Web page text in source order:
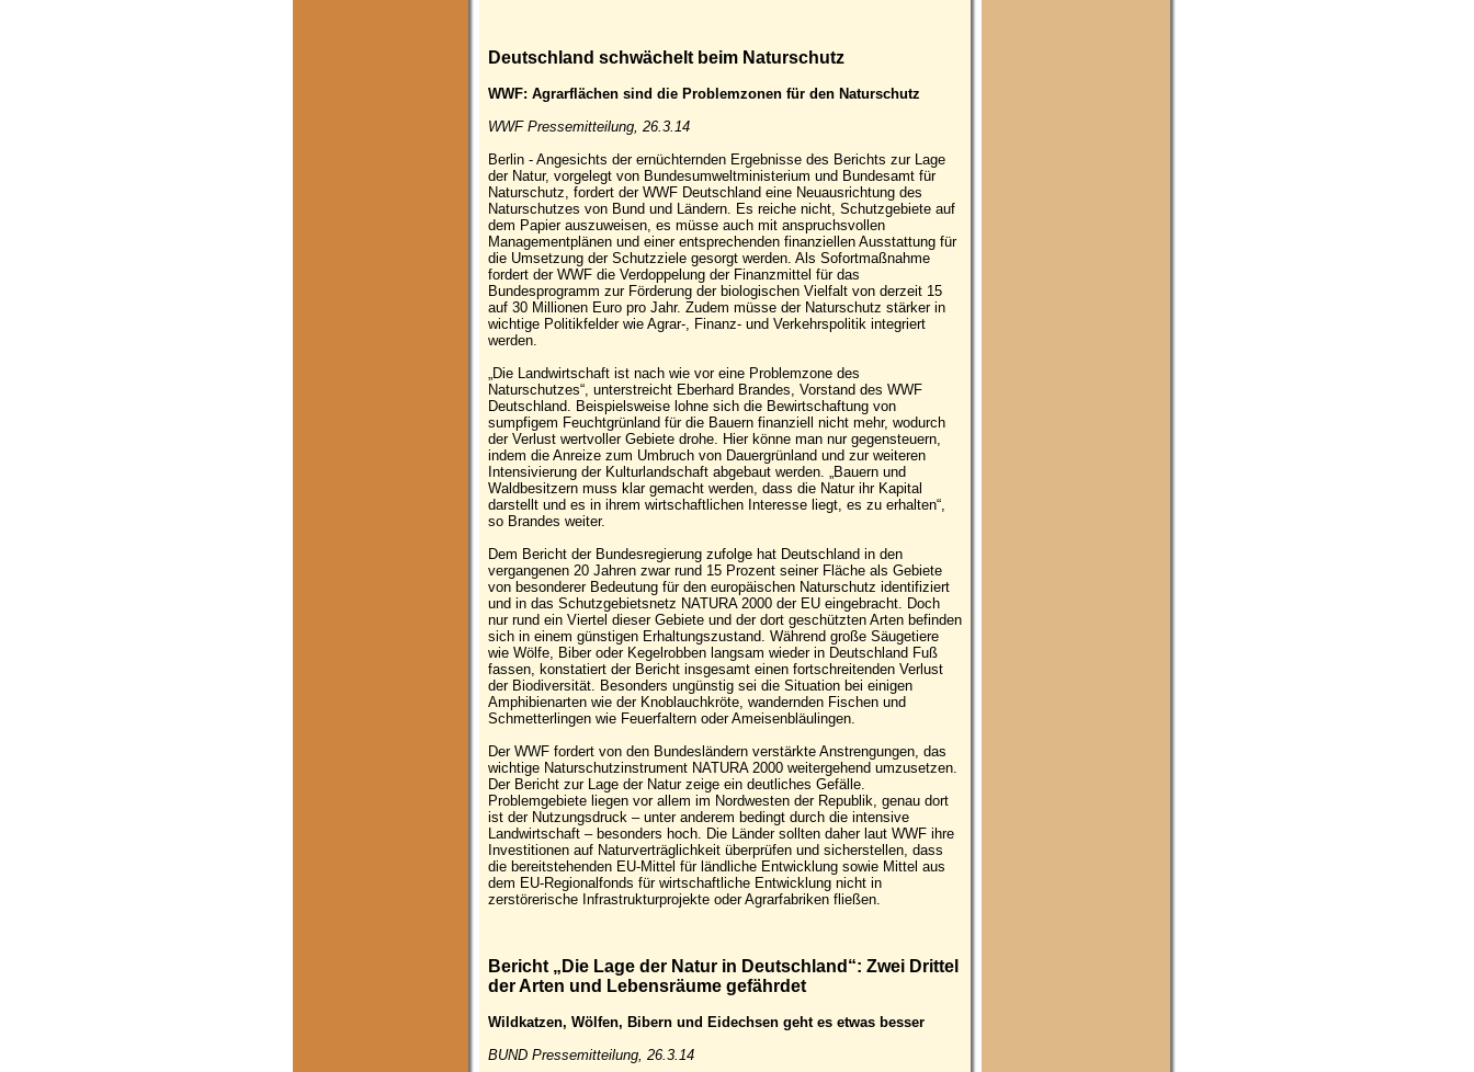
Deutschland schwächelt beim Naturschutz
WWF: Agrarflächen sind die Problemzonen für den Naturschutz
WWF Pressemitteilung, 26.3.14
Berlin - Angesichts der ernüchternden Ergebnisse des Berichts zur Lage
der Natur, vorgelegt von Bundesumweltministerium und Bundesamt für
Naturschutz, fordert der WWF Deutschland eine Neuausrichtung des
Naturschutzes von Bund und Ländern. Es reiche nicht, Schutzgebiete auf
dem Papier auszuweisen, es müsse auch mit anspruchsvollen
Managementplänen und einer entsprechenden finanziellen Ausstattung für
die Umsetzung der Schutzziele gesorgt werden. Als Sofortmaßnahme
fordert der WWF die Verdoppelung der Finanzmittel für das
Bundesprogramm zur Förderung der biologischen Vielfalt von derzeit 15
auf 30 Millionen Euro pro Jahr. Zudem müsse der Naturschutz stärker in
wichtige Politikfelder wie Agrar-, Finanz- und Verkehrspolitik integriert
werden.
„Die Landwirtschaft ist nach wie vor eine Problemzone des
Naturschutzes“, unterstreicht Eberhard Brandes, Vorstand des WWF
Deutschland. Beispielsweise lohne sich die Bewirtschaftung von
sumpfigem Feuchtgrünland für die Bauern finanziell nicht mehr, wodurch
der Verlust wertvoller Gebiete drohe. Hier könne man nur gegensteuern,
indem die Anreize zum Umbruch von Dauergrünland und zur weiteren
Intensivierung der Kulturlandschaft abgebaut werden. „Bauern und
Waldbesitzern muss klar gemacht werden, dass die Natur ihr Kapital
darstellt und es in ihrem wirtschaftlichen Interesse liegt, es zu erhalten“,
so Brandes weiter.
Dem Bericht der Bundesregierung zufolge hat Deutschland in den
vergangenen 20 Jahren zwar rund 15 Prozent seiner Fläche als Gebiete
von besonderer Bedeutung für den europäischen Naturschutz identifiziert
und in das Schutzgebietsnetz NATURA 2000 der EU eingebracht. Doch
nur rund ein Viertel dieser Gebiete und der dort geschützten Arten befinden
sich in einem günstigen Erhaltungszustand. Während große Säugetiere
wie Wölfe, Biber oder Kegelrobben langsam wieder in Deutschland Fuß
fassen, konstatiert der Bericht insgesamt einen fortschreitenden Verlust
der Biodiversität. Besonders ungünstig sei die Situation bei einigen
Amphibienarten wie der Knoblauchkröte, wandernden Fischen und
Schmetterlingen wie Feuerfaltern oder Ameisenbläulingen.
Der WWF fordert von den Bundesländern verstärkte Anstrengungen, das
wichtige Naturschutzinstrument NATURA 2000 weitergehend umzusetzen.
Der Bericht zur Lage der Natur zeige ein deutliches Gefälle.
Problemgebiete liegen vor allem im Nordwesten der Republik, genau dort
ist der Nutzungsdruck – unter anderem bedingt durch die intensive
Landwirtschaft – besonders hoch. Die Länder sollten daher laut WWF ihre
Investitionen auf Naturverträglichkeit überprüfen und sicherstellen, dass
die bereitstehenden EU-Mittel für ländliche Entwicklung sowie Mittel aus
dem EU-Regionalfonds für wirtschaftliche Entwicklung nicht in
zerstörerische Infrastrukturprojekte oder Agrarfabriken fließen.
Bericht „Die Lage der Natur in Deutschland“: Zwei Drittel
der Arten und Lebensräume gefährdet
Wildkatzen, Wölfen, Bibern und Eidechsen geht es etwas besser
BUND Pressemitteilung, 26.3.14